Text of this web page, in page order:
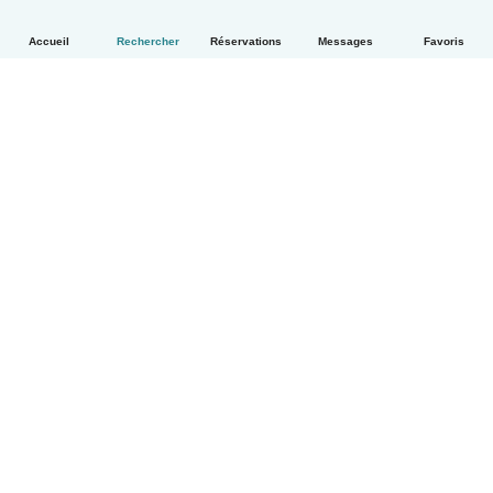
Accueil Rechercher Réservations Messages Favoris